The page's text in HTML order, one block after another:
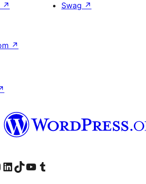
↗
Swag ↗
↗
do Facebook
nossa conta do Instagram
Acessar nossa conta do LinkedIn
Acessar nossa conta do TikTok
Acessar nosso canal do YouTube
Acessar nossa conta no Tumblr